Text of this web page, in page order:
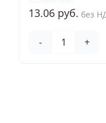
13.06 руб. без
- +